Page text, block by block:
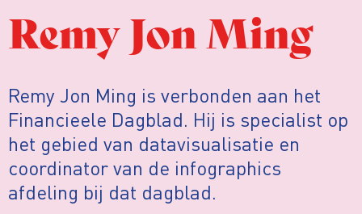
Remy Jon Ming
Remy Jon Ming is verbonden aan het
Financieele Dagblad. Hij is specialist op
het gebied van datavisualisatie en
coordinator van de infographics
afdeling bij dat dagblad.